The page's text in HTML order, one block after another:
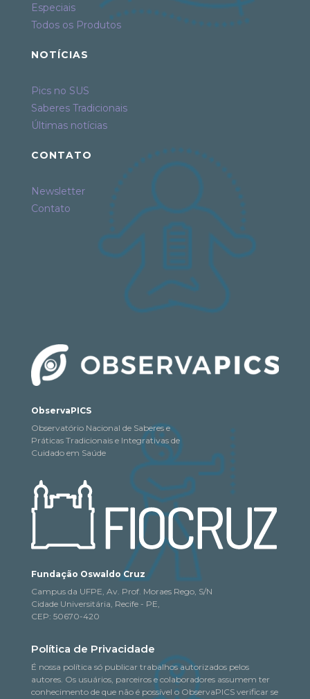
Especiais
Todos os Produtos
NOTÍCIAS
Pics no SUS
Saberes Tradicionais
Últimas notícias
CONTATO
Newsletter
Contato
ObservaPICS
Observatório Nacional de Saberes e
Práticas Tradicionais e Integrativas de
Cuidado em Saúde
Fundação Oswaldo Cruz
Campus da UFPE, Av. Prof. Moraes Rego, S/N
Cidade Universitária, Recife - PE,
CEP: 50670-420
Política de Privacidade
É nossa política só publicar trabalhos autorizados pelos
autores. Os usuários, parceiros e colaboradores assumem ter
conhecimento de que não é possível o ObservaPICS verificar se